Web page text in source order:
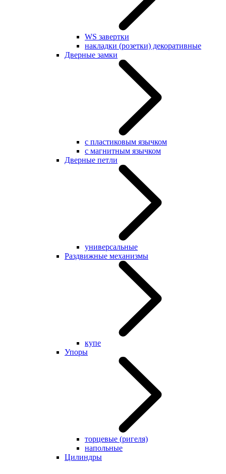
WS завертки
накладки (розетки) декоративные
Дверные замки
с пластиковым язычком
с магнитным язычком
Дверные петли
универсальные
Раздвижные механизмы
купе
Упоры
торцевые (ригеля)
напольные
Цилиндры